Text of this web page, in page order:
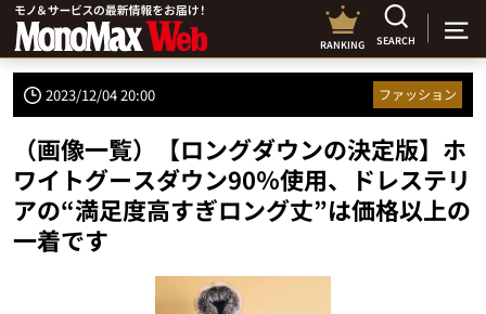
RANKING SEARCH
2023/12/04 20:00 ファッション
（画像一覧）【ロングダウンの決定版】ホ
ワイトグースダウン90％使用、ドレステリ
アの“満足度高すぎロング丈”は価格以上の
一着です